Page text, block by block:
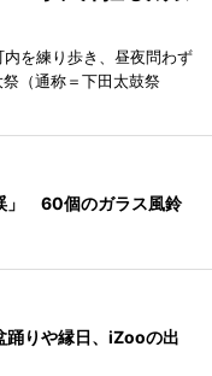
を練り歩き、昼夜問わず
（通称＝下田太鼓祭
」 60個のガラス風鈴
踊りや縁日、iZooの出